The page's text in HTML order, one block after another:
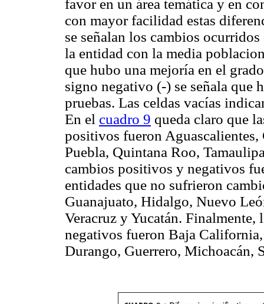
favor en un área temática y en
con mayor facilidad estas
se señalan los cambios
la entidad con la media
que hubo una mejoría en el
signo negativo (-) se señala que
pruebas. Las celdas vacías
En el cuadro 9 queda claro que
positivos fueron
Puebla, Quintana Roo,
cambios positivos y negativos
entidades que no sufrieron
Guanajuato, Hidalgo, Nuevo
Veracruz y Yucatán.
negativos fueron Baja
Durango, Guerrero, Michoacán,